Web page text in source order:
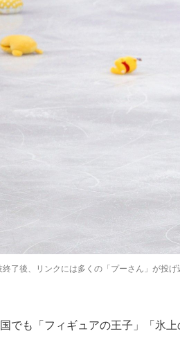
終了後、リンクには多くの「プーさん」が投
でも「フィギュアの王子」「氷上